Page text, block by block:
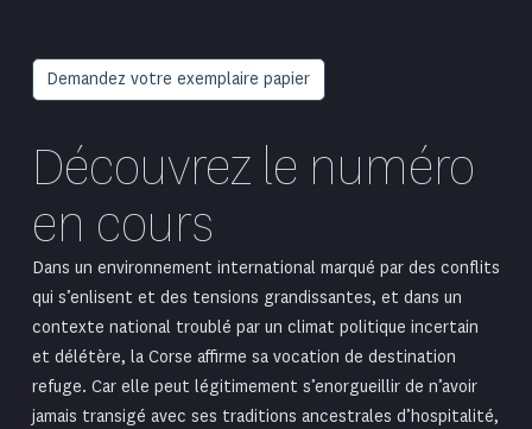
Demandez votre exemplaire papier
Découvrez le numéro
en cours
Dans un environnement international marqué par des conflits
qui s’enlisent et des tensions grandissantes, et dans un
contexte national troublé par un climat politique incertain
et délétère, la Corse affirme sa vocation de destination
refuge. Car elle peut légitimement s’enorgueillir de n’avoir
jamais transigé avec ses traditions ancestrales ­d’hospitalité,